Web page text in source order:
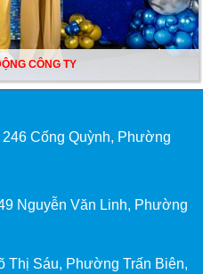
CÔNG TY
Cống Quỳnh, Phường
Nguyễn Văn Linh, Phường
Thị Sáu, Phường Trấn Biên,